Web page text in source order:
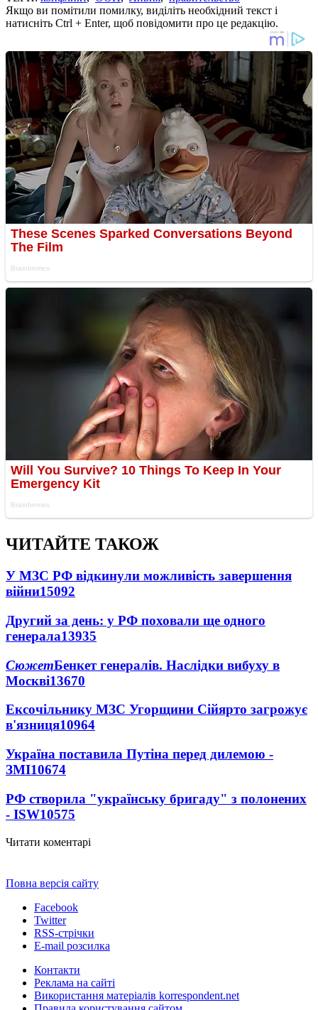
Якщо ви помітили помилку, виділіть необхідний текст і
натисніть Ctrl + Enter, щоб повідомити про це редакцію.
ЧИТАЙТЕ ТАКОЖ
У МЗС РФ відкинули можливість завершення
війни15092
Другий за день: у РФ поховали ще одного
генерала13935
СюжетБенкет генералів. Наслідки вибуху в
Москві13670
Ексочільнику МЗС Угорщини Сійярто загрожує
в'язниця10964
Україна поставила Путіна перед дилемою -
ЗМІ10674
РФ створила "українську бригаду" з полонених
- ISW10575
Читати коментарі
Повна версія сайту
Facebook
Twitter
RSS-стрічки
E-mail розсилка
Контакти
Реклама на сайті
Використання матеріалів korrespondent.net